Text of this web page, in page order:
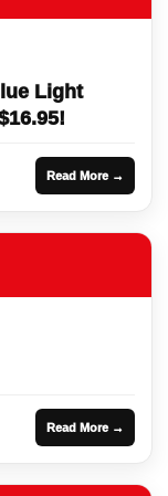
Light
Read More →
Read More →